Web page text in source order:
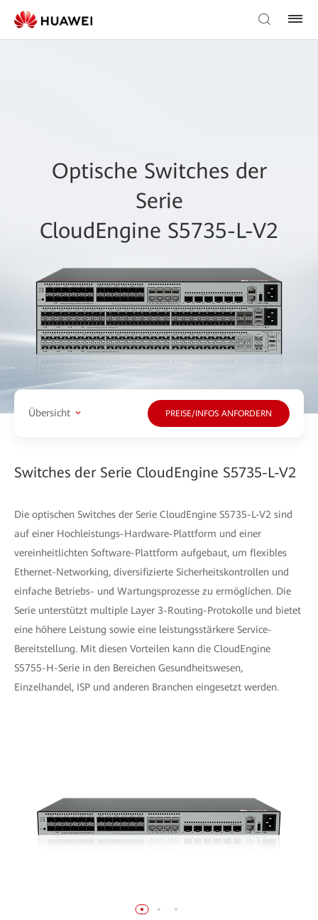
Optische Switches der
Serie
CloudEngine S5735-L-V2
Übersicht PREISE/INFOS ANFORDERN
Switches der Serie CloudEngine S5735-L-V2
Die optischen Switches der Serie CloudEngine S5735-L-V2 sind
auf einer Hochleistungs-Hardware-Plattform und einer
vereinheitlichten Software-Plattform aufgebaut, um flexibles
Ethernet-Networking, diversifizierte Sicherheitskontrollen und
einfache Betriebs- und Wartungsprozesse zu ermöglichen. Die
Serie unterstützt multiple Layer 3-Routing-Protokolle und bietet
eine höhere Leistung sowie eine leistungsstärkere Service-
Bereitstellung. Mit diesen Vorteilen kann die CloudEngine
S5755-H-Serie in den Bereichen Gesundheitswesen,
Einzelhandel, ISP und anderen Branchen eingesetzt werden.